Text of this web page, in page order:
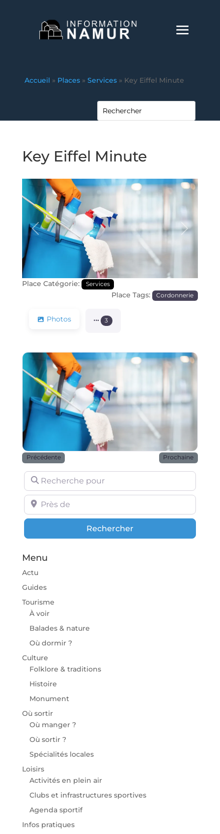
Accueil » Places » Services » Key Eiffel Minute
Key Eiffel Minute
Précédente Prochaine
Place Catégorie: Services
Place Tags: Cordonnerie
Photos 3
Précédente Prochaine
Recherche pour
Près de
RechercherRechercher
Menu
Actu
Guides
Tourisme
À voir
Balades & nature
Où dormir ?
Culture
Folklore & traditions
Histoire
Monument
Où sortir
Où manger ?
Où sortir ?
Spécialités locales
Loisirs
Activités en plein air
Clubs et infrastructures sportives
Agenda sportif
Infos pratiques